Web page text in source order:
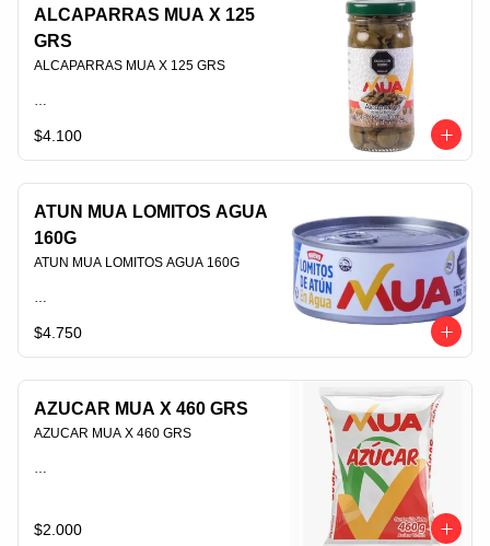
ALCAPARRAS MUA X 125
GRS
ALCAPARRAS MUA X 125 GRS
$4.100
ATUN MUA LOMITOS AGUA
160G
ATUN MUA LOMITOS AGUA 160G
$4.750
AZUCAR MUA X 460 GRS
AZUCAR MUA X 460 GRS
PLU 006395
$2.000